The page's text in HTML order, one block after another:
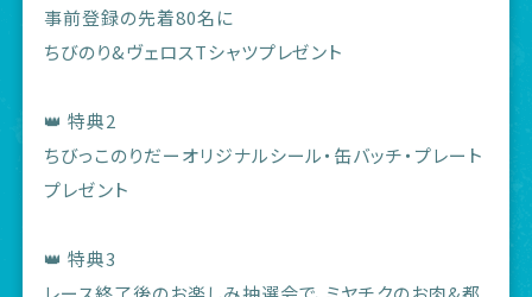
事前登録の先着80名に
ちびのり&ヴェロスTシャツプレゼント
👑 特典2
ちびっこのりだーオリジナルシール・缶バッチ・プレート
プレゼント
👑 特典3